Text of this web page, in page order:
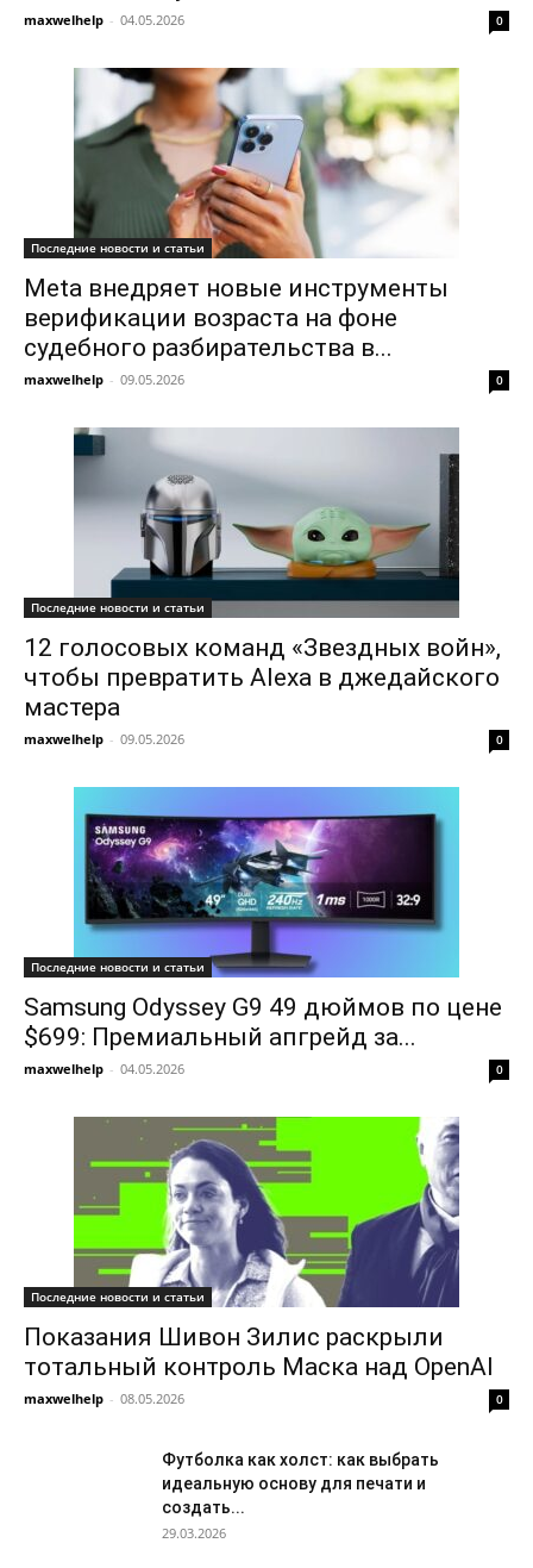
maxwelhelp - 04.05.2026 0
Последние новости и статьи
Meta внедряет новые инструменты
верификации возраста на фоне
судебного разбирательства в...
maxwelhelp - 09.05.2026 0
Последние новости и статьи
12 голосовых команд «Звездных войн»,
чтобы превратить Alexa в джедайского
мастера
maxwelhelp - 09.05.2026 0
Последние новости и статьи
Samsung Odyssey G9 49 дюймов по цене
$699: Премиальный апгрейд за...
maxwelhelp - 04.05.2026 0
Последние новости и статьи
Показания Шивон Зилис раскрыли
тотальный контроль Маска над OpenAI
maxwelhelp - 08.05.2026 0
Футболка как холст: как выбрать
идеальную основу для печати и
создать...
29.03.2026